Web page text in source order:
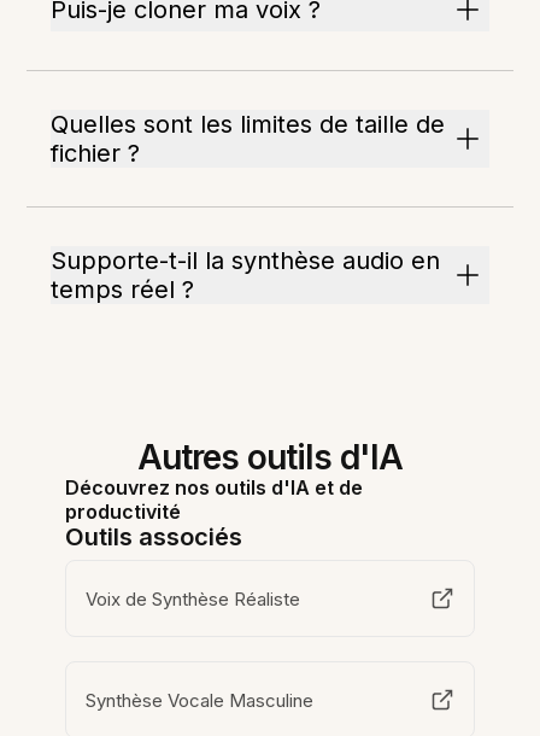
Puis-je cloner ma voix ?
Quelles sont les limites de taille de
fichier ?
Supporte-t-il la synthèse audio en
temps réel ?
Autres outils d'IA
Découvrez nos outils d'IA et de
productivité
Outils associés
Voix de Synthèse Réaliste
Synthèse Vocale Masculine